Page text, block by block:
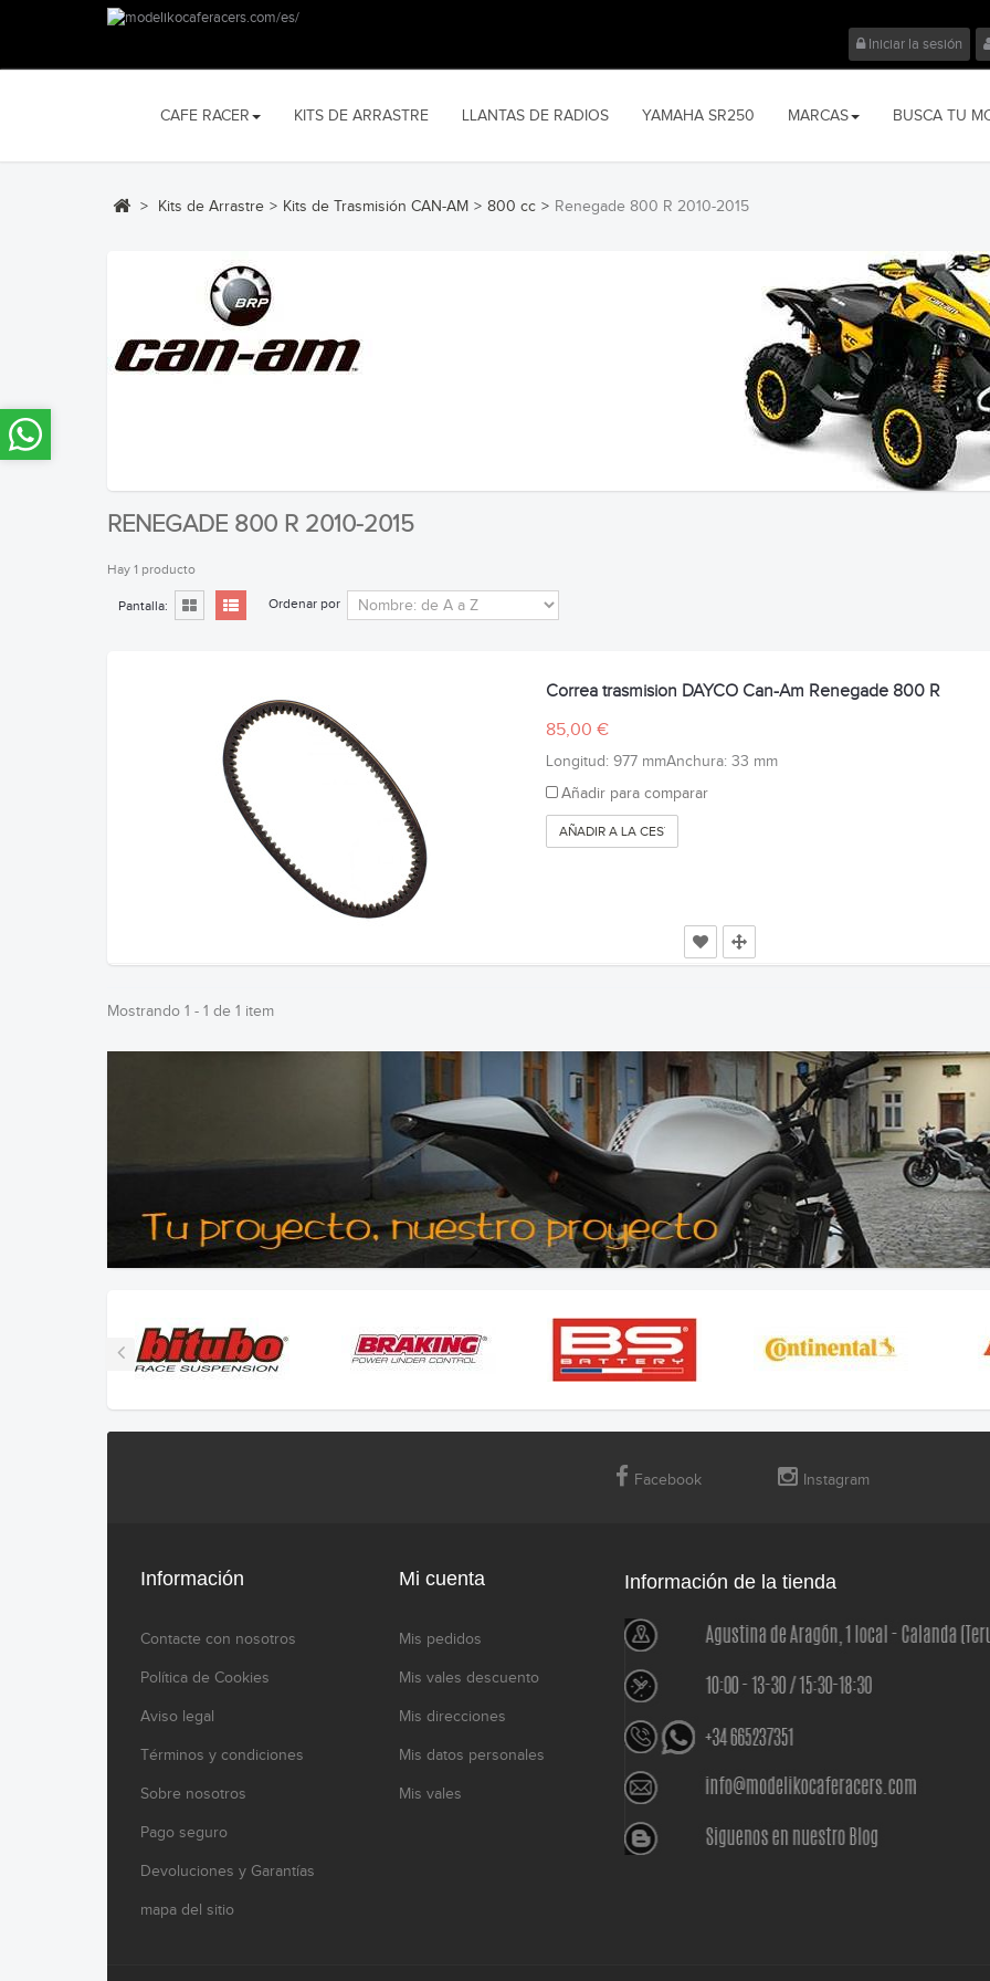
Iniciar la sesión
CAFE RACER KITS DE ARRASTRE LLANTAS DE RADIOS YAMAHA SR250 MARCAS BUSCA TU
> Kits de Arrastre > Kits de Trasmisión CAN-AM > 800 cc > Renegade 800 R 2010-2015
RENEGADE 800 R 2010-2015
Hay 1 producto
Pantalla: Ordenar por
Correa trasmision DAYCO Can-Am Renegade 800 R
85,00 €
Longitud: 977 mmAnchura: 33 mm
Añadir para comparar
AÑADIR A LA CESTA
Mostrando 1 - 1 de 1 item
Facebook Instagram
Información
Contacte con nosotros
Política de Cookies
Aviso legal
Términos y condiciones
Sobre nosotros
Pago seguro
Devoluciones y Garantías
mapa del sitio
Mi cuenta
Mis pedidos
Mis vales descuento
Mis direcciones
Mis datos personales
Mis vales
Información de la tienda